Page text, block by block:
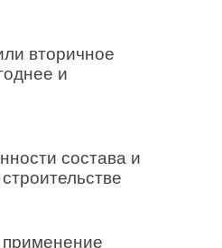
вторичное
и
состава и